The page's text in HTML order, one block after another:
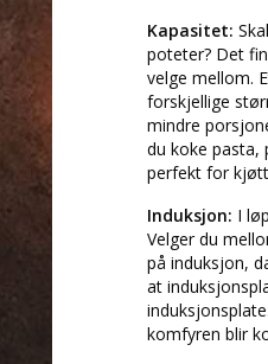
Kapasitet:
poteter? Det
velge mellom.
forskjellige
mindre
du koke pasta,
perfekt for
Induksjon: I
Velger du
på induksjon,
at
komfyren blir